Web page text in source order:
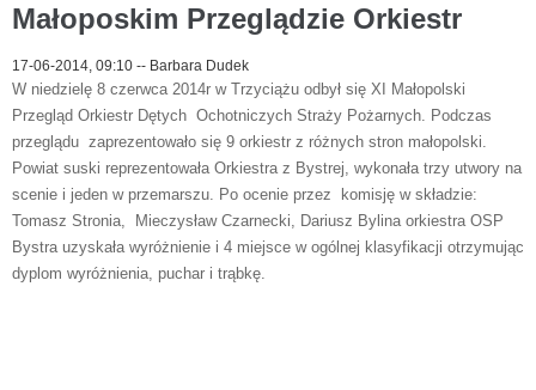
Małoposkim Przeglądzie Orkiestr
17-06-2014, 09:10 -- Barbara Dudek
W niedzielę 8 czerwca 2014r w Trzyciążu odbył się XI Małopolski
Przegląd Orkiestr Dętych Ochotniczych Straży Pożarnych. Podczas
przeglądu zaprezentowało się 9 orkiestr z różnych stron małopolski.
Powiat suski reprezentowała Orkiestra z Bystrej, wykonała trzy utwory na
scenie i jeden w przemarszu. Po ocenie przez komisję w składzie:
Tomasz Stronia, Mieczysław Czarnecki, Dariusz Bylina orkiestra OSP
Bystra uzyskała wyróżnienie i 4 miejsce w ogólnej klasyfikacji otrzymując
dyplom wyróżnienia, puchar i trąbkę.